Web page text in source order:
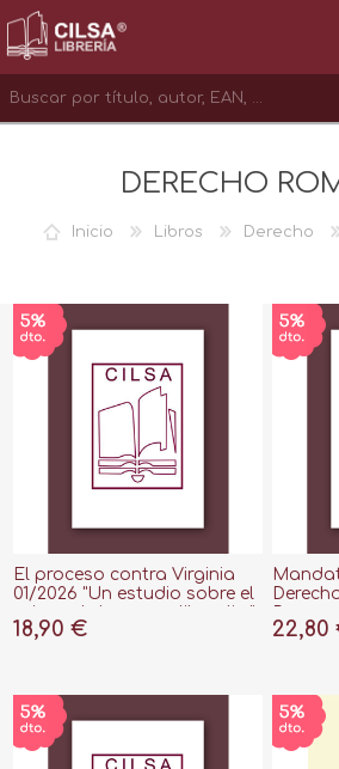
INICIAR SESIÓNDERECHO
Inicio Libros Derecho
El proceso contra Virginia
01/2026 "Un estudio sobre el
18,90 €
Actual,
22,80